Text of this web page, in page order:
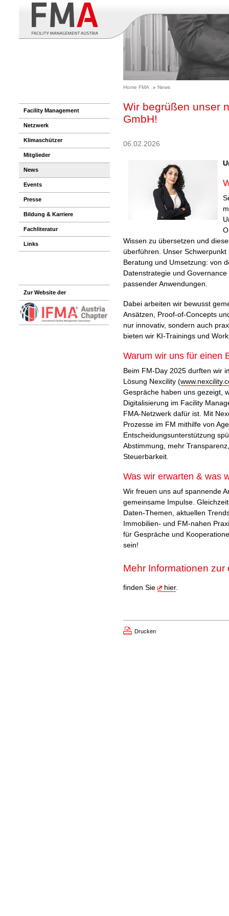
Home FMA News
Facility Management
Netzwerk
Klimaschützer
Mitglieder
News
Events
Presse
Bildung & Karriere
Fachliteratur
Links
Zur Website der
Wir begrüßen unser
GmbH!
06.02.2026
Wissen zu übersetzen und
überführen. Unser
Beratung und Umsetzung: von
Datenstrategie und
passender Anwendungen.
Dabei arbeiten wir bewusst
Ansätzen, Proof-of-Concepts
nur innovativ, sondern auch
bieten wir KI-Trainings und
Warum wir uns für einen
Beim FM-Day 2025 durften wir
Lösung Nexcility (
Gespräche haben uns gezeigt,
Digitalisierung im Facility
FMA-Netzwerk dafür ist. Mit
Prozesse im FM mithilfe von
Entscheidungsunterstützung
Abstimmung, mehr
Steuerbarkeit.
Was wir erwarten & was
Wir freuen uns auf spannende
gemeinsame Impulse.
Daten-Themen, aktuellen
Immobilien- und FM-nahen
für Gespräche und
sein!
Mehr Informationen zur
finden Sie hier.
Drucken